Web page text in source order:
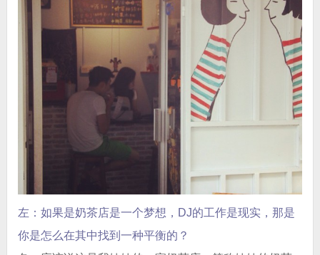
左：如果是奶茶店是一个梦想，DJ的工作是现实，那是
你是怎么在其中找到一种平衡的？